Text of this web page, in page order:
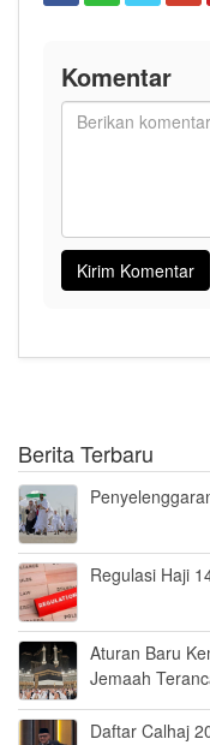
Komentar
Berita Terbaru
Regulasi Haji
Aturan Baru
Jemaah
Daftar Calhaj